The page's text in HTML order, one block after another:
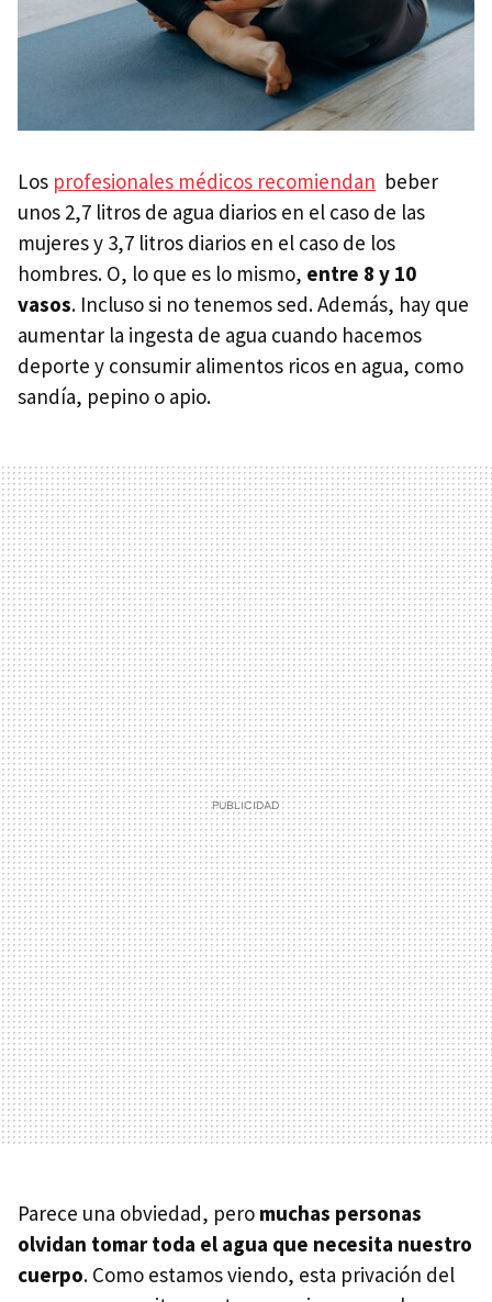
Los profesionales médicos recomiendan beber
unos 2,7 litros de agua diarios en el caso de las
mujeres y 3,7 litros diarios en el caso de los
hombres. O, lo que es lo mismo, entre 8 y 10
vasos. Incluso si no tenemos sed. Además, hay que
aumentar la ingesta de agua cuando hacemos
deporte y consumir alimentos ricos en agua, como
sandía, pepino o apio.
Parece una obviedad, pero muchas personas
olvidan tomar toda el agua que necesita nuestro
cuerpo. Como estamos viendo, esta privación del